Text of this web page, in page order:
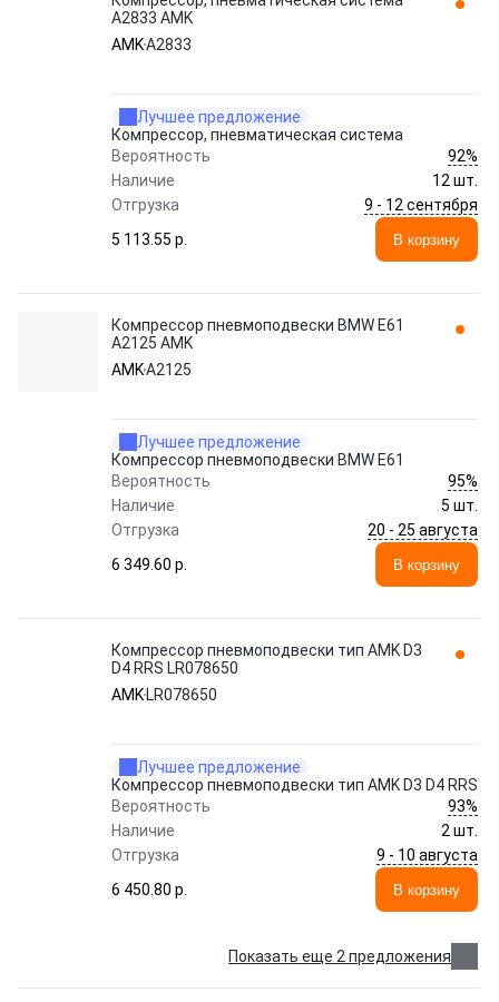
A2833 AMK
AMKA2833
Лучшее предложение
Компрессор, пневматическая система
Вероятность
92%
Наличие
12 шт.
Отгрузка
9 - 12 сентября
5 113.55 p.
В корзину
Компрессор пневмоподвески BMW E61
A2125 AMK
AMKA2125
Лучшее предложение
Компрессор пневмоподвески BMW E61
Вероятность
95%
Наличие
5 шт.
Отгрузка
20 - 25 августа
6 349.60 p.
В корзину
Компрессор пневмоподвески тип AMK D3
D4 RRS LR078650
AMK LR078650
Лучшее предложение
Компрессор пневмоподвески тип AMK D3 D4 RRS
Вероятность
93%
Наличие
2 шт.
Отгрузка
9 - 10 августа
6 450.80 p.
В корзину
Показать еще 2 предложения